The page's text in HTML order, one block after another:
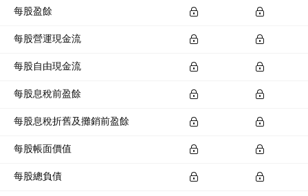
每股盈餘
每股營運現金流
每股自由現金流
每股息稅前盈餘
每股息稅折舊及攤銷前盈餘
每股帳面價值
每股總負債